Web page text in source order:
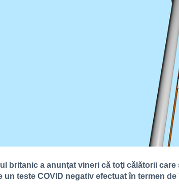
britanic a anunţat vineri că toţi călătorii
un teste COVID negativ efectuat în termen